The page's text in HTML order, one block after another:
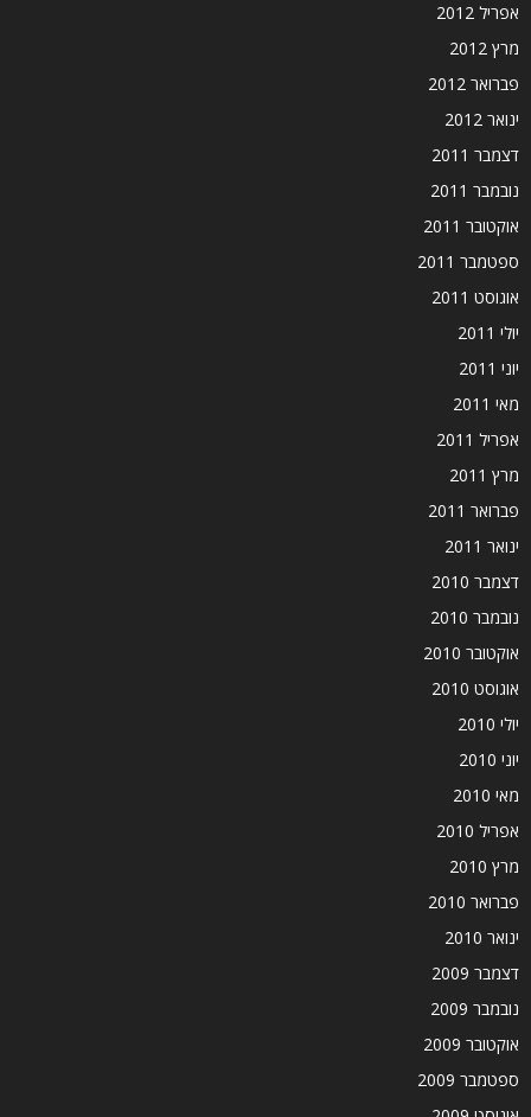
אפריל 2012
מרץ 2012
פברואר 2012
ינואר 2012
דצמבר 2011
נובמבר 2011
אוקטובר 2011
ספטמבר 2011
אוגוסט 2011
יולי 2011
יוני 2011
מאי 2011
אפריל 2011
מרץ 2011
פברואר 2011
ינואר 2011
דצמבר 2010
נובמבר 2010
אוקטובר 2010
אוגוסט 2010
יולי 2010
יוני 2010
מאי 2010
אפריל 2010
מרץ 2010
פברואר 2010
ינואר 2010
דצמבר 2009
נובמבר 2009
אוקטובר 2009
ספטמבר 2009